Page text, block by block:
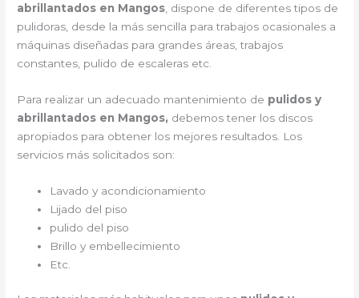
abrillantados en Mangos , dispone de diferentes tipos de
pulidoras, desde la más sencilla para trabajos ocasionales a
máquinas diseñadas para grandes áreas, trabajos
constantes, pulido de escaleras etc.
Para realizar un adecuado mantenimiento de pulidos y
abrillantados en Mangos, debemos tener los discos
apropiados para obtener los mejores resultados. Los
servicios más solicitados son:
Lavado y acondicionamiento
Lijado del piso
pulido del piso
Brillo y embellecimiento
Etc.